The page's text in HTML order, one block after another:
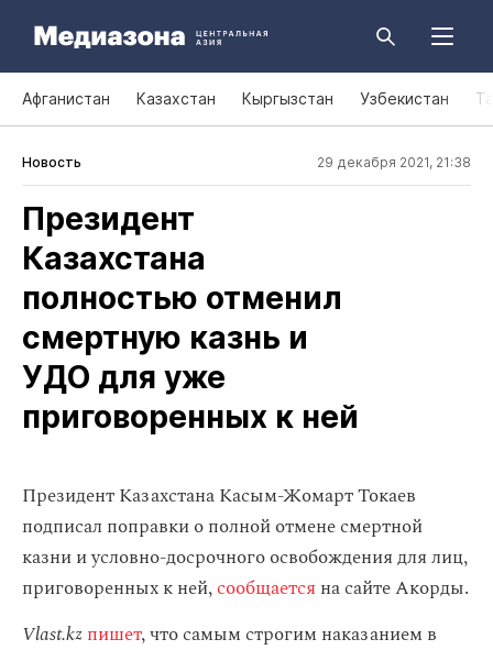
Афганистан Казахстан Кыргызстан Узбекистан
Новость 29 декабря 2021, 21:38
Президент
Казахстана
полностью отменил
смертную казнь и
УДО для уже
приговоренных к ней
Президент Казахстана Касым-Жомарт Токаев
подписал поправки о полной отмене смертной
казни и условно-досрочного освобождения для лиц,
приговоренных к ней,сообщается на сайте Акорды.
Vlast.kzпишет, что самым строгим наказанием в